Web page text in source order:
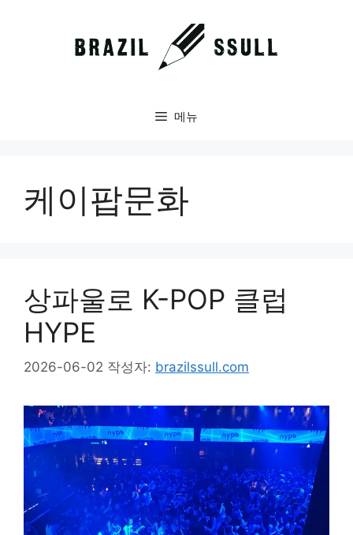
메뉴
케이팝문화
상파울로 K-POP 클럽
HYPE
2026-06-02 작성자: brazilssull.com